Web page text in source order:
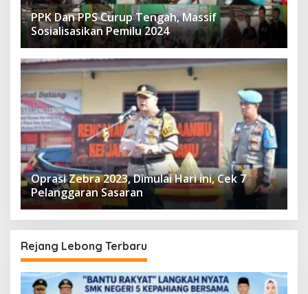
PPK Dan PPS Curup Tengah, Massif
Sosialisasikan Pemilu 2024
Oprasi Zebra 2023, Dimulai Hari ini, Cek 7
Pelanggaran Sasaran
Rejang Lebong Terbaru